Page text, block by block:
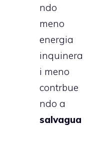
ndo
meno
energia
inquinera
i meno
contrbue
ndo a
salvagua